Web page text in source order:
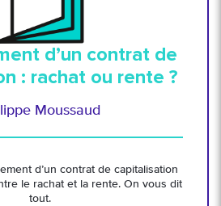
d’un contrat de
: rachat ou rente ?
Moussaud
d’un contrat de capitalisation
le rachat et la rente. On vous dit
tout.